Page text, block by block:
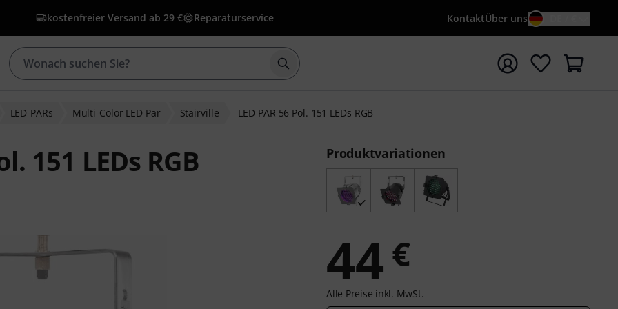
kostenfreier Versand ab 29 € Reparaturservice KontaktÜber uns
Suche mit Suchwort {searchTerm} starten
LED-PARs Multi-Color LED Par Stairville LED PAR 56 Pol. 151 LEDs RGB
151 LEDs RGB Produktvariationen
44 €
Alle Preise inkl. MwSt.